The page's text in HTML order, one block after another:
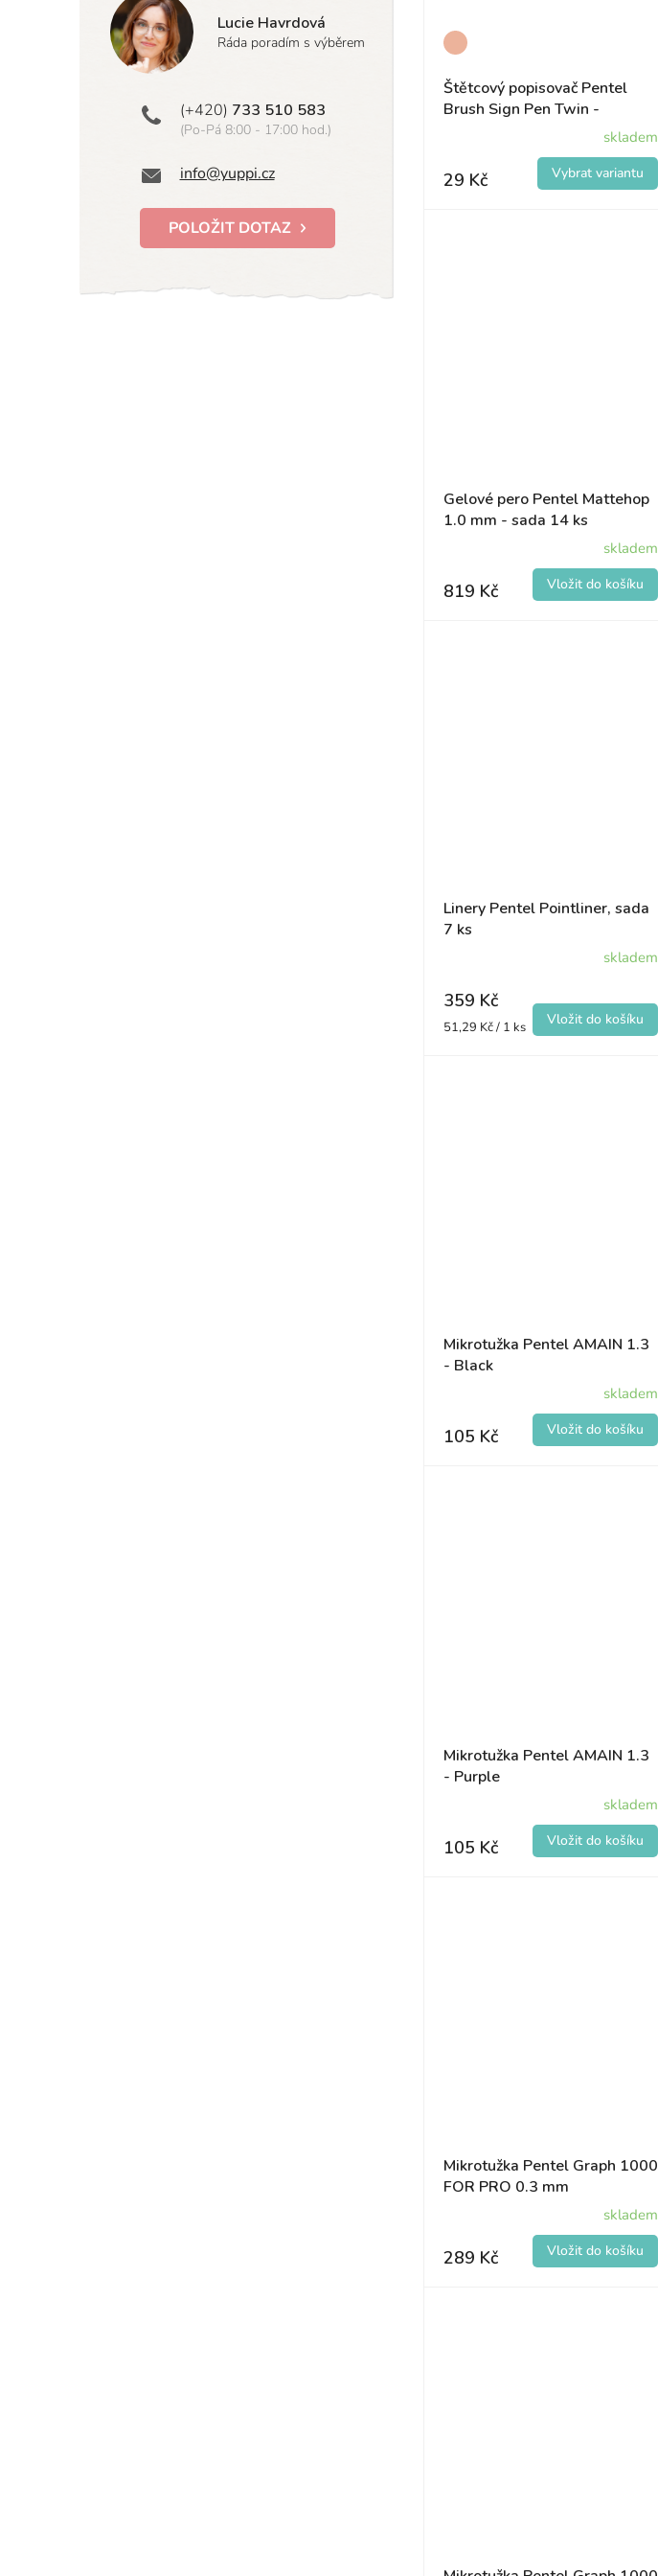
Lucie Havrdová
Ráda poradím s výběrem
(+420) 733 510 583
(Po-Pá 8:00 - 17:00 hod.)
info@yuppi.cz
POLOŽIT DOTAZ
Štětcový popisovač Pentel
Brush Sign Pen Twin -
skladem
29 Kč
Gelové pero Pentel Mattehop
1.0 mm - sada 14 ks
skladem
819 Kč
Linery Pentel Pointliner, sada
7 ks
skladem
359 Kč
Měrná
51,29 Kč / 1 ks
Mikrotužka Pentel AMAIN 1.3
- Black
skladem
105 Kč
Mikrotužka Pentel AMAIN 1.3
- Purple
skladem
105 Kč
Mikrotužka Pentel Graph 1000
FOR PRO 0.3 mm
skladem
289 Kč